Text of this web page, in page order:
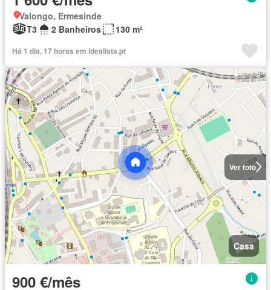
Valongo, Ermesinde
T3
2 Banheiros 130 m²
Há 1 dia, 17 horas em idealista.pt
Ver foto
Casa
900 €/mês